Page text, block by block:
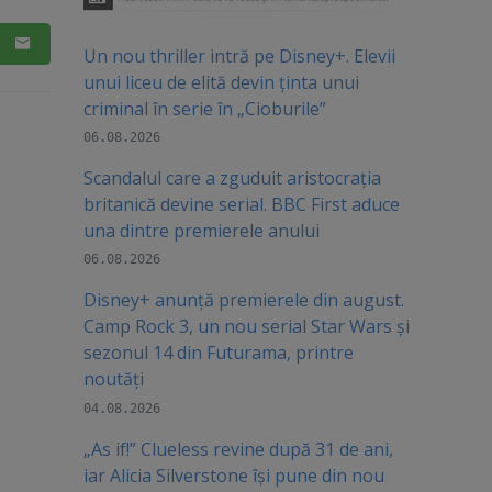
Un nou thriller intră pe Disney+. Elevii
unui liceu de elită devin ținta unui
criminal în serie în „Cioburile”
06.08.2026
Scandalul care a zguduit aristocrația
britanică devine serial. BBC First aduce
una dintre premierele anului
06.08.2026
Disney+ anunță premierele din august.
Camp Rock 3, un nou serial Star Wars și
sezonul 14 din Futurama, printre
noutăți
04.08.2026
„As if!” Clueless revine după 31 de ani,
iar Alicia Silverstone își pune din nou